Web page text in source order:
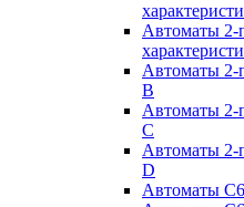
Автоматы
Автоматы 2-
B
Автоматы 2-
C
Автоматы 2-
D
Автоматы